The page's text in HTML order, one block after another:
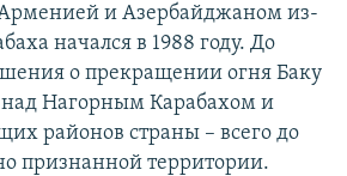
и Азербайджаном из-
начался в 1988 году. До
о прекращении огня Баку
над Нагорным Карабахом и
районов страны – всего до
признанной территории.